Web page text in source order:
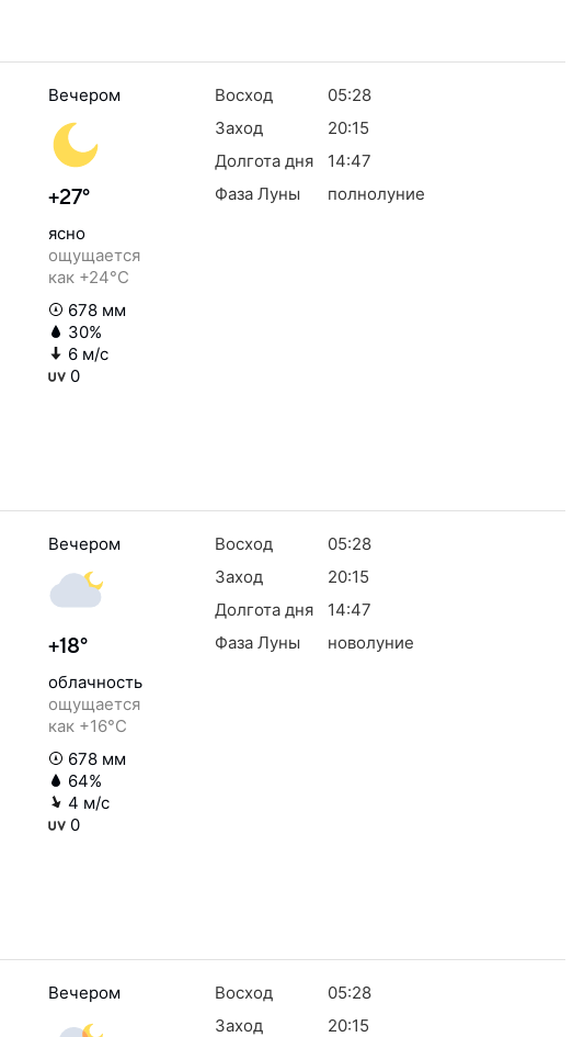
Вечером
+27°
ясно
ощущается
как +24°C
678 мм
30%
6 м/с
0
Восход
05:28
Заход
20:15
Долгота дня
14:47
Фаза Луны
полнолуние
Вечером
+18°
облачность
ощущается
как +16°C
678 мм
64%
4 м/с
0
Восход
05:28
Заход
20:15
Долгота дня
14:47
Фаза Луны
новолуние
Вечером Восход
05:28
Заход
20:15